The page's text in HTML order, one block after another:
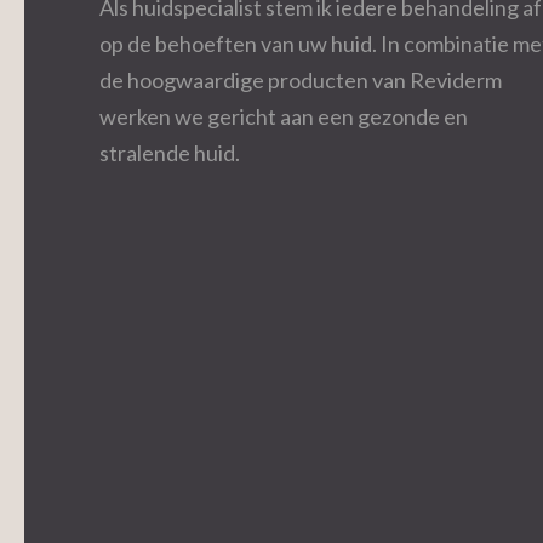
Als huidspecialist stem ik iedere behandeling af
op de behoeften van uw huid. In combinatie
de hoogwaardige producten van Reviderm
werken we gericht aan een gezonde en
stralende huid.